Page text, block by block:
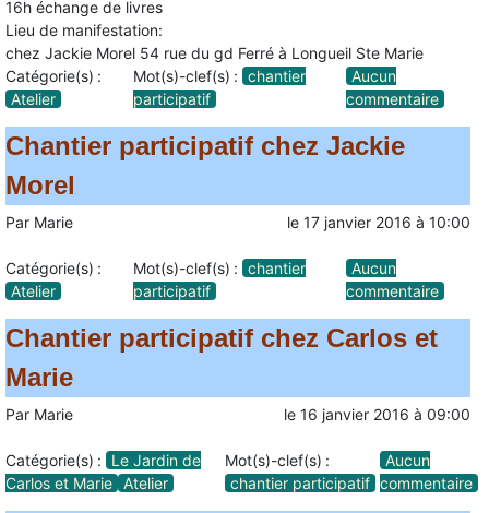
16h échange de livres
Lieu de manifestation:
chez Jackie Morel 54 rue du gd Ferré à Longueil Ste Marie
Catégorie(s) :
Atelier
Mot(s)-clef(s) : chantier
participatif
Aucun
commentaire
Chantier participatif chez Jackie
Morel
Par Marie le 17 janvier 2016 à 10:00
Catégorie(s) :
Atelier
Mot(s)-clef(s) : chantier
participatif
Aucun
commentaire
Chantier participatif chez Carlos et
Marie
Par Marie le 16 janvier 2016 à 09:00
Catégorie(s) :
Le Jardin de
Carlos et Marie Atelier
Mot(s)-clef(s) :
chantier participatif
Aucun
commentaire